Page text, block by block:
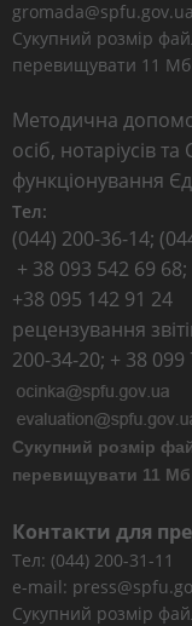
Сукупний розмір
перевищувати 11 Мб
Методична
осіб, нотаріусів
функціонування
Тел:
(044) 200-36-14;
+ 38 093 542 69 68;
+38 095 142 91 24
рецензування
200-34-20; + 38 099
Сукупний розмір
перевищувати 11 Мб
Контакти для
Тел: (044) 200-31-11
e-mail:
Сукупний розмір